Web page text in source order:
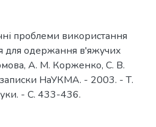
проблеми використання
для одержання в'яжучих
А. М. Корженко, С. В.
НаУКМА. - 2003. - Т.
- C. 433-436.